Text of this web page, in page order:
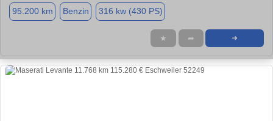
95.200 km Benzin 316 kw (430 PS)
★ ➦ ➜